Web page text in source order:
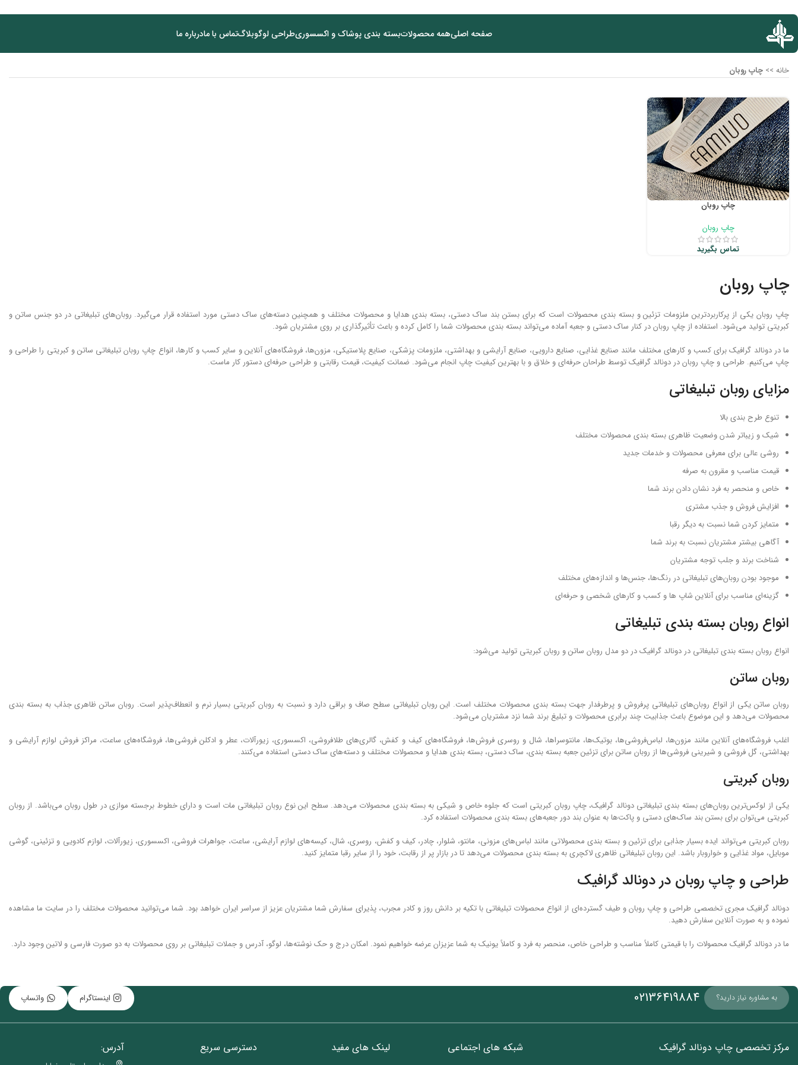
صفحه اصلیهمه محصولاتبسته بندی پوشاک و اکسسوریطراحی لوگوبلاگتماس با مادرباره ما
خانه >> چاپ روبان
چاپ روبان
چاپ روبان
تماس بگیرید
چاپ روبان
چاپ روبان یکی از پرکاربردترین ملزومات تزئین و بسته‌ بندی محصولات است که برای بستن بند ساک ‌دستی، بسته‌ بندی هدایا و محصولات مختلف و همچنین دسته‌های ساک ‌دستی مورد استفاده قرار می‌گیرد. روبان‌های تبلیغاتی در دو جنس ساتن و
کبریتی تولید می‌شود. استفاده از چاپ روبان در کنار ساک ‌دستی و جعبه آماده می‌تواند بسته ‌بندی محصولات شما را کامل کرده و باعث تأثیرگذاری بر روی مشتریان شود.
ما در دونالد گرافیک برای کسب و کارهای مختلف مانند صنایع‌ غذایی، صنایع دارویی، صنایع آرایشی و بهداشتی، ملزومات پزشکی، صنایع پلاستیکی، مزون‌ها، فروشگاه‌های آنلاین و سایر کسب و کارها، انواع چاپ روبان تبلیغاتی ساتن و کبریتی را طراحی و
چاپ می‌کنیم. طراحی و چاپ روبان در دونالد گرافیک توسط طراحان حرفه‌ای و خلاق و با بهترین کیفیت چاپ انجام ‌می‌شود. ضمانت کیفیت، قیمت رقابتی و طراحی حرفه‌ای دستور کار ماست.
مزایای روبان تبلیغاتی
تنوع طرح بندی بالا
شیک و زیباتر شدن وضعیت ظاهری بسته ‌بندی محصولات مختلف
روشی عالی برای معرفی محصولات و خدمات جدید
قیمت مناسب و مقرون به صرفه
خاص و منحصر به فرد نشان دادن برند شما
افزایش فروش و جذب مشتری
متمایز کردن شما نسبت به دیگر رقبا
آگاهی بیشتر مشتریان نسبت به برند شما
شناخت برند و جلب توجه مشتریان
موجود بودن روبان‌های تبلیغاتی در رنگ‌ها، جنس‌ها و اندازه‌های مختلف
گزینه‌ای مناسب برای آنلاین شاپ ها و کسب و کارهای شخصی و حرفه‌ای
انواع روبان بسته ‌بندی تبلیغاتی
انواع روبان بسته ‌بندی تبلیغاتی در دونالد گرافیک در دو مدل روبان ساتن و روبان کبریتی تولید می‌شود:
روبان ساتن
روبان ساتن یکی از انواع روبان‌های تبلیغاتی پرفروش و پرطرفدار جهت بسته‌ بندی محصولات مختلف است. این روبان تبلیغاتی سطح صاف و براقی دارد و نسبت به روبان کبریتی بسیار نرم و انعطاف‌پذیر است. روبان ساتن ظاهری جذاب به بسته‌ بندی
محصولات می‌دهد و این موضوع باعث جذابیت چند برابری محصولات و تبلیغ برند شما نزد مشتریان می‌شود.
اغلب فروشگاه‌های آنلاین مانند مزون‌ها، لباس‌فروشی‌ها، بوتیک‌ها، مانتوسراها، شال و روسری فروش‌ها، فروشگاه‌های کیف و کفش، گالری‌های طلافروشی، اکسسوری، زیورآلات، عطر و ادکلن فروشی‌ها، فروشگاه‌های ساعت، مراکز فروش لوازم آرایشی و
بهداشتی، گل فروشی و شیرینی‌ فروشی‌ها از روبان ساتن برای تزئین جعبه بسته‌ بندی، ساک ‌دستی، بسته ‌بندی هدایا و محصولات مختلف و دسته‌های ساک ‌دستی استفاده می‌کنند.
روبان کبریتی
یکی از لوکس‌ترین روبان‌های بسته بندی تبلیغاتی دونالد گرافیک، چاپ روبان کبریتی است که جلوه خاص و شیکی به بسته بندی محصولات می‌دهد. سطح این نوع روبان تبلیغاتی مات است و دارای خطوط برجسته موازی در طول روبان می‌باشد. از روبان
کبریتی می‌توان برای بستن بند ساک‌های دستی و پاکت‌ها به‌ عنوان بند دور جعبه‌های بسته بندی محصولات استفاده‌ کرد.
روبان کبریتی می‌تواند ایده بسیار جذابی برای تزئین و بسته بندی محصولاتی مانند لباس‌های مزونی، مانتو، شلوار، چادر، کیف و کفش، روسری، شال، کیسه‌های لوازم آرایشی، ساعت، جواهرات فروشی، اکسسوری، زیورآلات، لوازم کادویی و تزئینی، گوشی
موبایل، مواد غذایی و خواروبار باشد. این روبان تبلیغاتی ظاهری لاکچری به بسته بندی محصولات می‌دهد تا در بازار پر از رقابت، خود را از سایر رقبا متمایز کنید.
طراحی و چاپ روبان در دونالد گرافیک
دونالد گرافیک مجری تخصصی طراحی و چاپ روبان و طیف گسترده‌ای از انواع محصولات تبلیغاتی با تکیه ‌بر دانش روز و کادر مجرب، پذیرای سفارش شما مشتریان عزیز از سراسر ایران خواهد بود. شما می‌توانید محصولات مختلف را در سایت ما مشاهده
نموده و به ‌صورت آنلاین سفارش دهید.
ما در دونالد گرافیک محصولات را با قیمتی کاملاً مناسب و طراحی خاص، منحصر به فرد و کاملاً یونیک به شما عزیزان عرضه خواهیم نمود. امکان درج و حک نوشته‌ها، لوگو، آدرس و جملات تبلیغاتی بر روی محصولات به دو صورت فارسی و لاتین وجود دارد.
اینستاگرام واتساپ به مشاوره نیاز دارید؟ 02136419884
آدرس: دسترسی سریع لینک های مفید شبکه های اجتماعی مرکز تخصصی چاپ دونالد گرافیک